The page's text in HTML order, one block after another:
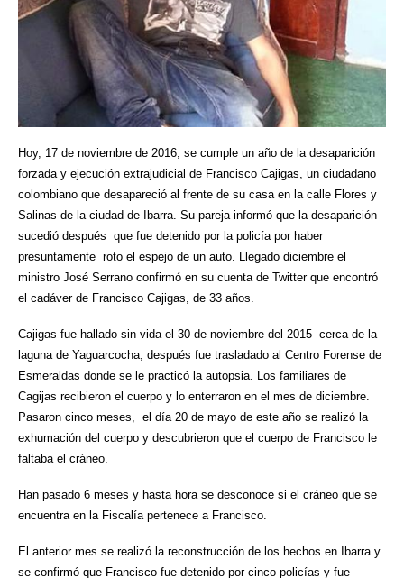
Hoy, 17 de noviembre de 2016, se cumple un año de la desaparición
forzada y ejecución extrajudicial de Francisco Cajigas, un ciudadano
colombiano que desapareció al frente de su casa en la calle Flores y
Salinas de la ciudad de Ibarra. Su pareja informó que la desaparición
sucedió después que fue detenido por la policía por haber
presuntamente roto el espejo de un auto. Llegado diciembre el
ministro José Serrano confirmó en su cuenta de Twitter que encontró
el cadáver de Francisco Cajigas, de 33 años.
Cajigas fue hallado sin vida el 30 de noviembre del 2015 cerca de la
laguna de Yaguarcocha, después fue trasladado al Centro Forense de
Esmeraldas donde se le practicó la autopsia. Los familiares de
Cagijas recibieron el cuerpo y lo enterraron en el mes de diciembre.
Pasaron cinco meses, el día 20 de mayo de este año se realizó la
exhumación del cuerpo y descubrieron que el cuerpo de Francisco le
faltaba el cráneo.
Han pasado 6 meses y hasta hora se desconoce si el cráneo que se
encuentra en la Fiscalía pertenece a Francisco.
El anterior mes se realizó la reconstrucción de los hechos en Ibarra y
se confirmó que Francisco fue detenido por cinco policías y fue